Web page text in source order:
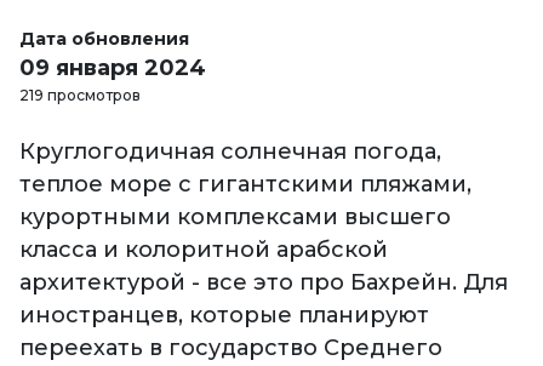
Дата обновления
09 января 2024
219 просмотров
Круглогодичная солнечная погода,
теплое море с гигантскими пляжами,
курортными комплексами высшего
класса и колоритной арабской
архитектурой - все это про Бахрейн. Для
иностранцев, которые планируют
переехать в государство Среднего